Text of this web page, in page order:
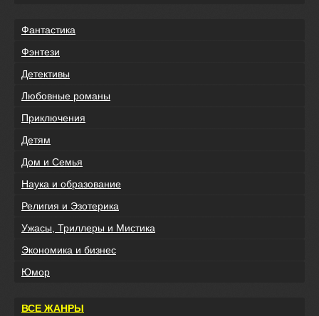
Фантастика
Фэнтези
Детективы
Любовные романы
Приключения
Детям
Дом и Семья
Наука и образование
Религия и Эзотерика
Ужасы, Триллеры и Мистика
Экономика и бизнес
Юмор
ВСЕ ЖАНРЫ